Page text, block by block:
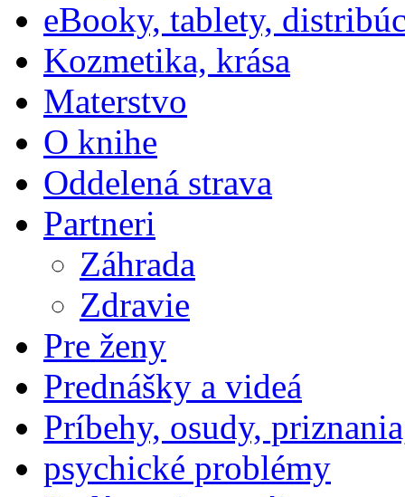
eBooky, tablety,
Kozmetika, krása
Materstvo
O knihe
Oddelená strava
Partneri
Záhrada
Zdravie
Pre ženy
Prednášky a videá
Príbehy, osudy,
psychické problémy